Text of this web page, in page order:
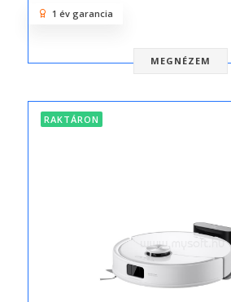
MEGNÉZEM
1 év garancia
RAKTÁRON